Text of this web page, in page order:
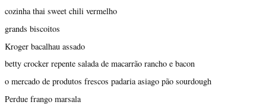
cozinha thai sweet chili vermelho
grands biscoitos
Kroger bacalhau assado
betty crocker repente salada de macarrão rancho e bacon
o mercado de produtos frescos padaria asiago pão sourdough
Perdue frango marsala